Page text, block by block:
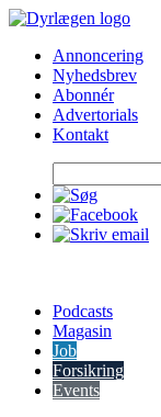
Skip
contentAnnoncering
Nyhedsbrev
Abonnér
Advertorials
Kontakt
Podcasts
Magasin
Job
Forsikring
Events